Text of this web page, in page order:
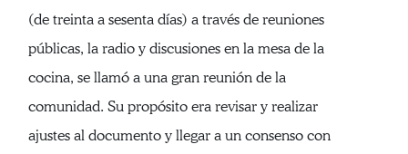
(de treinta a sesenta días) a través de reuniones
públicas, la radio y discusiones en la mesa de la
cocina, se llamó a una gran reunión de la
comunidad. Su propósito era revisar y realizar
ajustes al documento y llegar a un consenso con